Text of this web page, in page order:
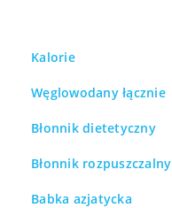
Kalorie
Węglowodany łącznie
Błonnik dietetyczny
Błonnik rozpuszczalny
Babka azjatycka